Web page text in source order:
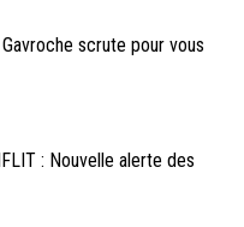
scrute pour vous
: Nouvelle alerte des